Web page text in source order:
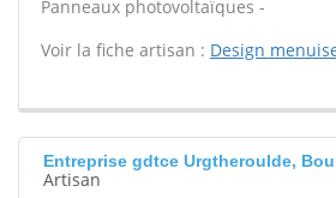
Panneaux photovoltaïques -
Voir la fiche artisan : Design
Entreprise gdtce Urgtheroulde,
Artisan